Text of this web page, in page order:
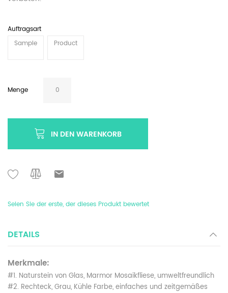
Auftragsart
Sample
Product
Menge
IN DEN WARENKORB
Seien Sie der erste, der dieses Produkt bewertet
DETAILS
Merkmale:
#1. Naturstein von Glas, Marmor Mosaikfliese, umweltfreundlich
#2. Rechteck, Grau, Kühle Farbe, einfaches und zeitgemäßes